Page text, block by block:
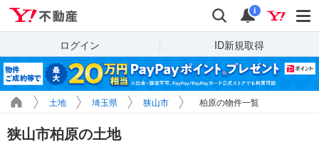
検索 通知
i
ログイン ID新規取得
土地 埼玉県 狭山市 柏原の物件一覧
狭山市柏原の土地